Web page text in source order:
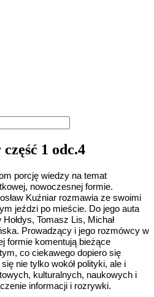
1 odc.4
porcję wiedzy na temat
nowoczesnej formie.
Kuźniar rozmawia ze swoimi
jeździ po mieście. Do jego auta
Tomasz Lis, Michał
Prowadzący i jego rozmówcy w
formie komentują bieżące
co ciekawego dopiero się
nie tylko wokół polityki, ale i
kulturalnych, naukowych i
informacji i rozrywki.